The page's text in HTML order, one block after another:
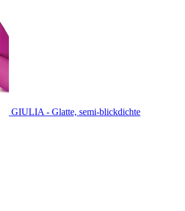
GIULIA - Glatte, semi-blickdichte